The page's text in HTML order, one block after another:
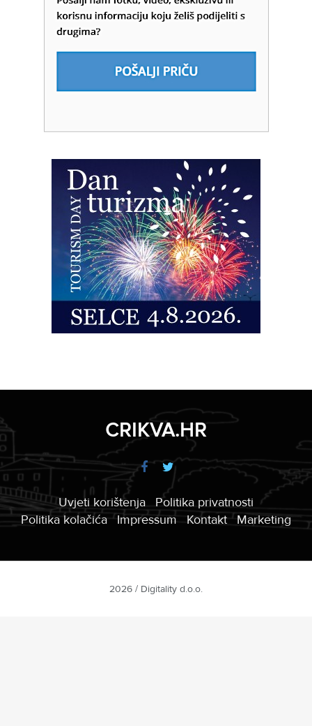
CRIKVA.HR
Uvjeti korištenja
Politika privatnosti
Politika kolačića
Impressum Kontakt Marketing
2026 / Digitality d.o.o.